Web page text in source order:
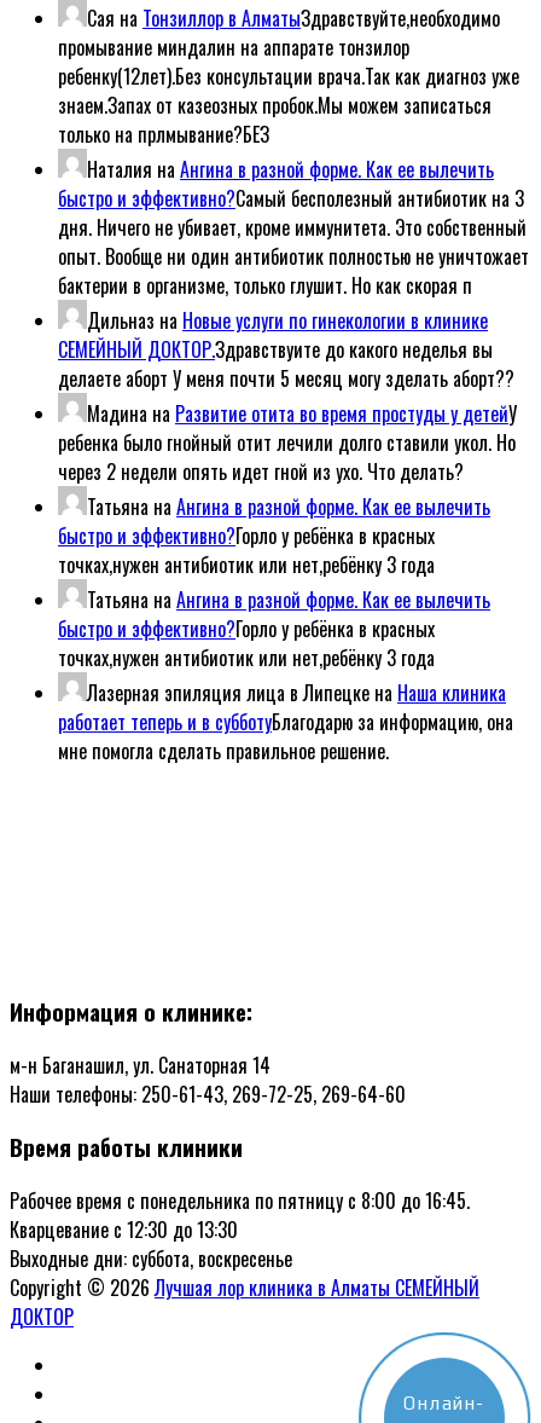
Сая на Тонзиллор в АлматыЗдравствуйте,необходимо
промывание миндалин на аппарате тонзилор
ребенку(12лет).Без консультации врача.Так как диагноз уже
знаем.Запах от казеозных пробок.Мы можем записаться
только на прлмывание?БЕЗ
Наталия на Ангина в разной форме. Как ее вылечить
быстро и эффективно?Самый бесполезный антибиотик на 3
дня. Ничего не убивает, кроме иммунитета. Это собственный
опыт. Вообще ни один антибиотик полностью не уничтожает
бактерии в организме, только глушит. Но как скорая п
Дильназ на Новые услуги по гинекологии в клинике
СЕМЕЙНЫЙ ДОКТОР.Здравствуите до какого неделья вы
делаете аборт У меня почти 5 месяц могу зделать аборт??
Мадина на Развитие отита во время простуды у детейУ
ребенка было гнойный отит лечили долго ставили укол. Но
через 2 недели опять идет гной из ухо. Что делать?
Татьяна на Ангина в разной форме. Как ее вылечить
быстро и эффективно?Горло у ребёнка в красных
точках,нужен антибиотик или нет,ребёнку 3 года
Татьяна на Ангина в разной форме. Как ее вылечить
быстро и эффективно?Горло у ребёнка в красных
точках,нужен антибиотик или нет,ребёнку 3 года
Лазерная эпиляция лица в Липецке на Наша клиника
работает теперь и в субботуБлагодарю за информацию, она
мне помогла сделать правильное решение.
Информация о клинике:
м-н Баганашил, ул. Санаторная 14
Наши телефоны: 250-61-43, 269-72-25, 269-64-60
Время работы клиники
Рабочее время с понедельника по пятницу с 8:00 до 16:45.
Кварцевание с 12:30 до 13:30
Выходные дни: суббота, воскресенье
Copyright © 2026Лучшая лор клиника в Алматы СЕМЕЙНЫЙ
ДОКТОР
Онлайн-